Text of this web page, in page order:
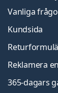
Vanliga
Kundsida
Reklamera
365-dagars